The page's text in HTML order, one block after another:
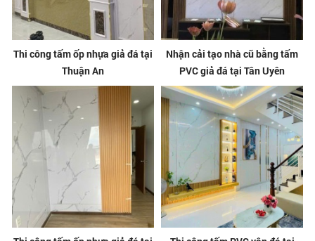
Thi công tấm ốp nhựa giả đá tại
Thuận An
Nhận cải tạo nhà cũ bằng tấm
PVC giả đá tại Tân Uyên